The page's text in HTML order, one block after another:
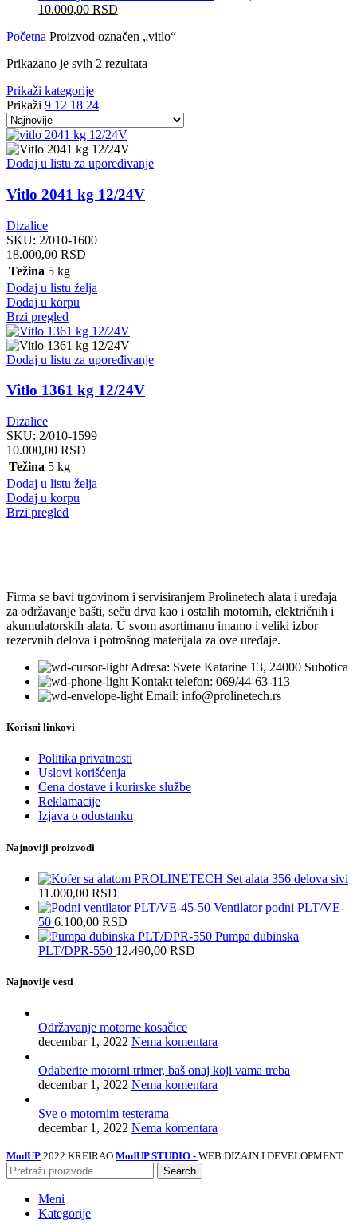
Originalna
je
12.890,00 RSD.
10.000,00 RSD
je:
Početna Proizvod označen „vitlo“
Prikazano je svih 2 rezultata
Prikaži kategorije
Prikaži 9 12 18 24
Dodaj u listu za upoređivanje
Vitlo 2041 kg 12/24V
Dizalice
SKU: 2/010-1600
18.000,00 RSD
Težina 5 kg
Dodaj u listu želja
Dodaj u korpu
Brzi pregled
Dodaj u listu za upoređivanje
Vitlo 1361 kg 12/24V
Dizalice
SKU: 2/010-1599
10.000,00 RSD
Težina 5 kg
Dodaj u listu želja
Dodaj u korpu
Brzi pregled
Firma se bavi trgovinom i servisiranjem Prolinetech alata i uređaja
za održavanje bašti, seču drva kao i ostalih motornih, električnih i
akumulatorskih alata. U svom asortimanu imamo i veliki izbor
rezervnih delova i potrošnog materijala za ove uređaje.
Adresa: Svete Katarine 13, 24000 Subotica
Kontakt telefon: 069/44-63-113
Email: info@prolinetech.rs
Korisni linkovi
Politika privatnosti
Uslovi korišćenja
Cena dostave i kurirske službe
Reklamacije
Izjava o odustanku
Najnoviji proizvodi
PROLINETECH Set alata 356 delova sivi
11.000,00 RSD
Ventilator podni PLT/VE-
50 6.100,00 RSD
Pumpa dubinska
PLT/DPR-550 12.490,00 RSD
Najnovije vesti
Održavanje motorne kosačice
decembar 1, 2022 Nema komentara
Odaberite motorni trimer, baš onaj koji vama treba
decembar 1, 2022 Nema komentara
Sve o motornim testerama
decembar 1, 2022 Nema komentara
ModUP 2022 KREIRAO ModUP STUDIO - WEB DIZAJN I DEVELOPMENT
Search
Meni
Kategorije